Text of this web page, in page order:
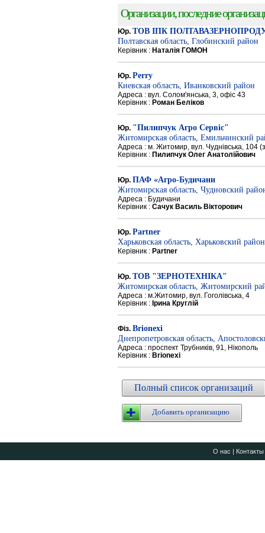
Организации, последние
Юр. ТОВ ІПК
Полтавская область, Глобинский район
Керівник : Наталія ГОМОН
Юр. Perry
Киевская область, Иванковский район
Адреса : вул. Солом'янська, 3, офіс 43
Керівник : Роман Беліков
Юр. "Пилипчук Агро Сервіс"
Житомирская область, Емильчинский
Адреса : м. Житомир, вул. Чуднівська, 104
Керівник : Пилипчук Олег Анатолійович
Юр. ПАФ «Агро-Будичани
Житомирская область, Чудновский
Адреса : Будичани
Керівник : Сачук Василь Вікторович
Юр. Partner
Харьковская область, Харьковский район
Керівник : Partner
Юр. ТОВ "ЗЕРНОТЕХНІКА"
Житомирская область, Житомирский
Адреса : м.Житомир, вул. Гоголівська, 4
Керівник : Ірина Круглій
Фіз. Brionexi
Днепропетровская область,
Адреса : проспект Трубників, 91, Нікополь
Керівник : Brionexi
Полный список организаций
Добавить организацию
О нас | Контакты